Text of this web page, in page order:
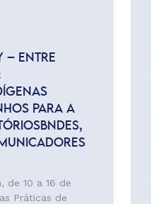
– ENTRE
PARA A
de 10 a 16 de
Práticas de